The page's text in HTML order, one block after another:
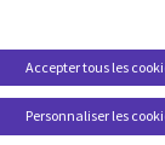
Personnaliser les
Accepter tous les